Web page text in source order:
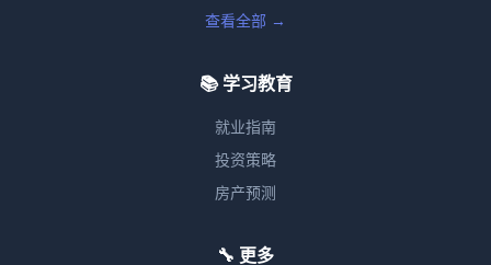
查看全部 →
📚 学习教育
就业指南
投资策略
房产预测
🔧 更多